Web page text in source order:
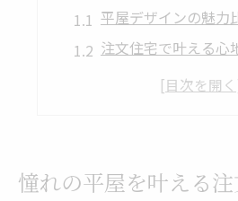
平屋デザインの魅力
注文住宅で叶える心
おしゃれな平屋を実
家族に寄り添う間取り
憧れの平屋を叶える